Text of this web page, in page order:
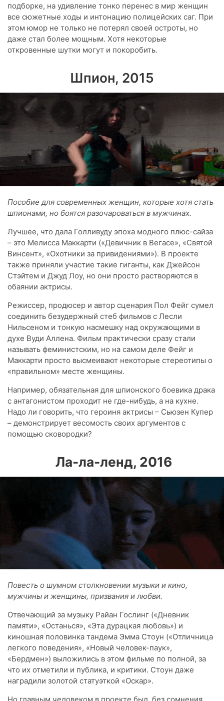
подборке, на удивление тонко перенес в мир женщин
все сюжетные ходы и интонацию полицейских саг. При
этом юмор не только не потерял своей остроты, но
даже стал более мощным. Хотя некоторые
откровенные шутки могут и покоробить.
Шпион, 2015
Пособие для современных женщин, которые хотя стать
шпионами, но боятся разочароваться в мужчинах.
Лучшее, что дала Голливуду эпоха модного плюс-сайза
– это Мелисса Маккарти («Девичник в Вегасе», «Святой
Винсент», «Охотники за привидениями»). В проекте
также приняли участие такие гиганты, как Джейсон
Стэйтем и Джуд Лоу, но они просто растворяются в
обаянии актрисы.
Режиссер, продюсер и автор сценария Пол Фейг сумел
соединить безудержный стеб фильмов с Лесли
Нильсеном и тонкую насмешку над окружающими в
духе Вуди Аллена. Фильм практически сразу стали
называть феминистским, но на самом деле Фейг и
Маккарти просто высмеивают некоторые стереотипы о
«правильном» месте женщины.
Например, обязательная для шпионского боевика драка
с антагонистом проходит не где-нибудь, а на кухне.
Надо ли говорить, что героиня актрисы – Сьюзен Купер
– демонстрирует весомость своих аргументов с
помощью сковородки?
Ла-ла-ленд, 2016
Повесть о шумном столкновении музыки и кино,
мужчины и женщины, призвания и любви.
Отвечающий за музыку Райан Гослинг («Дневник
памяти», «Останься», «Эта дурацкая любовь») и
киношная половинка тандема Эмма Стоун («Отличница
легкого поведения», «Новый человек-паук»,
«Бердмен») выложились в этом фильме по полной, за
что их отметили и публика, и критики. Стоун даже
наградили золотой статуэткой «Оскар».